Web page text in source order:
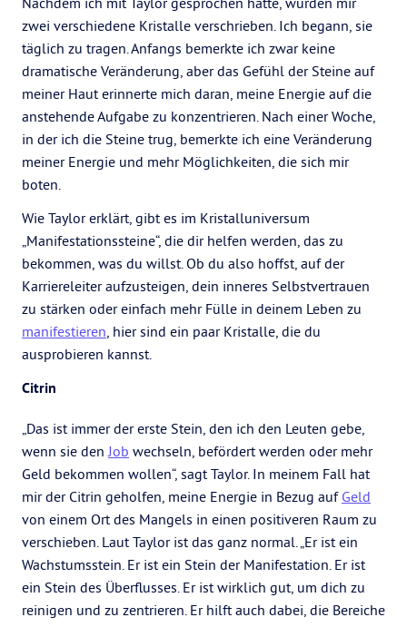
zwei verschiedene Kristalle verschrieben. Ich begann, sie
täglich zu tragen. Anfangs bemerkte ich zwar keine
dramatische Veränderung, aber das Gefühl der Steine auf
meiner Haut erinnerte mich daran, meine Energie auf die
anstehende Aufgabe zu konzentrieren. Nach einer Woche,
in der ich die Steine trug, bemerkte ich eine Veränderung
meiner Energie und mehr Möglichkeiten, die sich mir
boten.
Wie Taylor erklärt, gibt es im Kristalluniversum
„Manifestationssteine“, die dir helfen werden, das zu
bekommen, was du willst. Ob du also hoffst, auf der
Karriereleiter aufzusteigen, dein inneres Selbstvertrauen
zu stärken oder einfach mehr Fülle in deinem Leben zu
manifestieren, hier sind ein paar Kristalle, die du
ausprobieren kannst.
Citrin
„Das ist immer der erste Stein, den ich den Leuten gebe,
wenn sie denJob wechseln, befördert werden oder mehr
Geld bekommen wollen“, sagt Taylor. In meinem Fall hat
mir der Citrin geholfen, meine Energie in Bezug auf Geld
von einem Ort des Mangels in einen positiveren Raum zu
verschieben. Laut Taylor ist das ganz normal. „Er ist ein
Wachstumsstein. Er ist ein Stein der Manifestation. Er ist
ein Stein des Überflusses. Er ist wirklich gut, um dich zu
reinigen und zu zentrieren. Er hilft auch dabei, die Bereiche